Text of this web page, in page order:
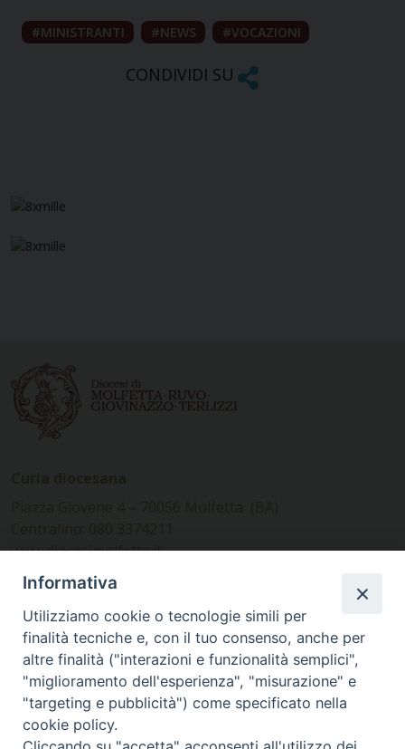
MINISTRANTI NEWS VOCAZIONI
CONDIVIDI SU
www.diocesimolfetta.it –
diocesimolfetta@pec.chiesacattolica.it
Ufficio Comunicazioni sociali
Piazza Giovene 4 – 70056 Molfetta (BA)
comunicazionisociali@diocesimolfetta.it
Informativa
Utilizziamo cookie o tecnologie simili per
finalità tecniche e, con il tuo consenso, anche per
altre finalità ("interazioni e funzionalità semplici",
"miglioramento dell'esperienza", "misurazione" e
"targeting e pubblicità") come specificato nella
cookie policy.